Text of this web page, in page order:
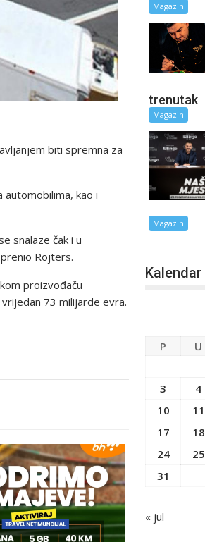
biti spremna za
kao i
snalaze čak i u
Rojters.
proizvođaču
73 milijarde evra.
Magazin
trenutak
Magazin
Magazin
Kalendar
P U
3
4
10
11
17
18
24
25
31
« jul